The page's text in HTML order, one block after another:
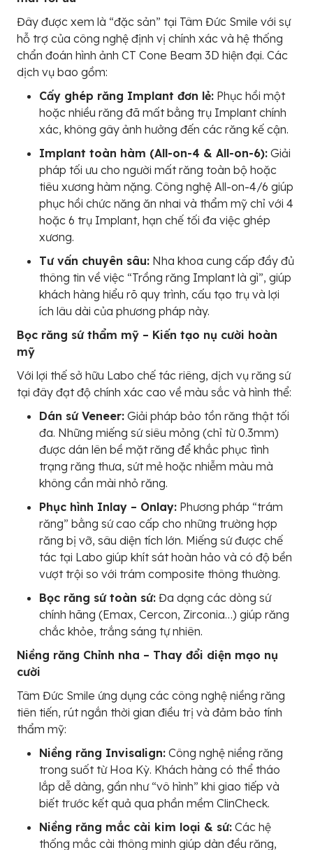
Đây được xem là “đặc sản” tại Tâm Đức Smile với sự
hỗ trợ của công nghệ định vị chính xác và hệ thống
chẩn đoán hình ảnh CT Cone Beam 3D hiện đại. Các
dịch vụ bao gồm:
Cấy ghép răng Implant đơn lẻ: Phục hồi một
hoặc nhiều răng đã mất bằng trụ Implant chính
xác, không gây ảnh hưởng đến các răng kế cận.
Implant toàn hàm (All-on-4 & All-on-6): Giải
pháp tối ưu cho người mất răng toàn bộ hoặc
tiêu xương hàm nặng. Công nghệ All-on-4/6 giúp
phục hồi chức năng ăn nhai và thẩm mỹ chỉ với 4
hoặc 6 trụ Implant, hạn chế tối đa việc ghép
xương.
Tư vấn chuyên sâu: Nha khoa cung cấp đầy đủ
thông tin về việc “Trồng răng Implant là gì”, giúp
khách hàng hiểu rõ quy trình, cấu tạo trụ và lợi
ích lâu dài của phương pháp này.
Bọc răng sứ thẩm mỹ – Kiến tạo nụ cười hoàn
mỹ
Với lợi thế sở hữu Labo chế tác riêng, dịch vụ răng sứ
tại đây đạt độ chính xác cao về màu sắc và hình thể:
Dán sứ Veneer: Giải pháp bảo tồn răng thật tối
đa. Những miếng sứ siêu mỏng (chỉ từ 0.3mm)
được dán lên bề mặt răng để khắc phục tình
trạng răng thưa, sứt mẻ hoặc nhiễm màu mà
không cần mài nhỏ răng.
Phục hình Inlay – Onlay: Phương pháp “trám
răng” bằng sứ cao cấp cho những trường hợp
răng bị vỡ, sâu diện tích lớn. Miếng sứ được chế
tác tại Labo giúp khít sát hoàn hảo và có độ bền
vượt trội so với trám composite thông thường.
Bọc răng sứ toàn sứ: Đa dạng các dòng sứ
chính hãng (Emax, Cercon, Zirconia…) giúp răng
chắc khỏe, trắng sáng tự nhiên.
Niềng răng Chỉnh nha – Thay đổi diện mạo nụ
cười
Tâm Đức Smile ứng dụng các công nghệ niềng răng
tiên tiến, rút ngắn thời gian điều trị và đảm bảo tính
thẩm mỹ:
Niềng răng Invisalign: Công nghệ niềng răng
trong suốt từ Hoa Kỳ. Khách hàng có thể tháo
lắp dễ dàng, gần như “vô hình” khi giao tiếp và
biết trước kết quả qua phần mềm ClinCheck.
Niềng răng mắc cài kim loại & sứ: Các hệ
thống mắc cài thông minh giúp dàn đều răng,